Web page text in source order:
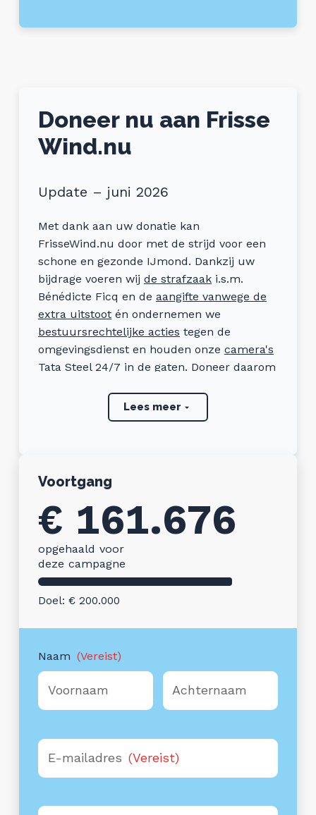
Doneer nu aan Frisse
Wind.nu
Update – juni 2026
Met dank aan uw donatie kan
FrisseWind.nu door met de strijd voor een
schone en gezonde IJmond. Dankzij uw
bijdrage voeren wij de strafzaak i.s.m.
Bénédicte Ficq en de aangifte vanwege de
extra uitstoot én ondernemen we
bestuursrechtelijke acties tegen de
omgevingsdienst en houden onze camera's
Tata Steel 24/7 in de gaten. Doneer daarom
Direct overschrijven kan ook:
BUNQNL2AXXX
Frisse Wind.nu heeft een ANBI-status en
donaties zijn aftrekbaar.
Lees meer
Voortgang
€ 161.676
opgehaald voor
deze campagne
Doel: € 200.000
Naam (Vereist)
Voornaam Achternaam
E-mailadres (Vereist)